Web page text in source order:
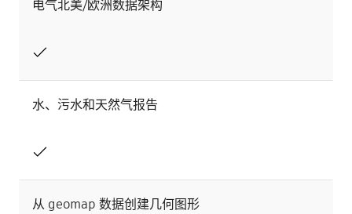
电气北美/欧洲数据架构
水、污水和天然气报告
从 geomap 数据创建几何图形